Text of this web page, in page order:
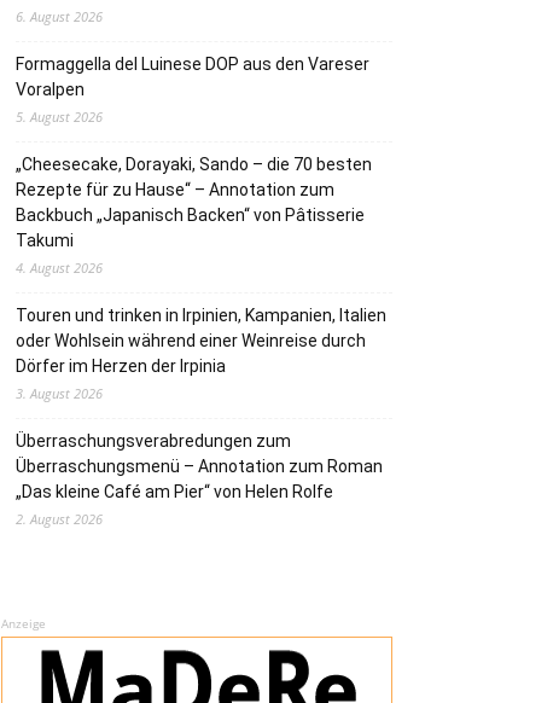
6. August 2026
Formaggella del Luinese DOP aus den Vareser
Voralpen
5. August 2026
„Cheesecake, Dorayaki, Sando – die 70 besten
Rezepte für zu Hause“ – Annotation zum
Backbuch „Japanisch Backen“ von Pâtisserie
Takumi
4. August 2026
Touren und trinken in Irpinien, Kampanien, Italien
oder Wohlsein während einer Weinreise durch
Dörfer im Herzen der Irpinia
3. August 2026
Überraschungsverabredungen zum
Überraschungsmenü – Annotation zum Roman
„Das kleine Café am Pier“ von Helen Rolfe
2. August 2026
Anzeige